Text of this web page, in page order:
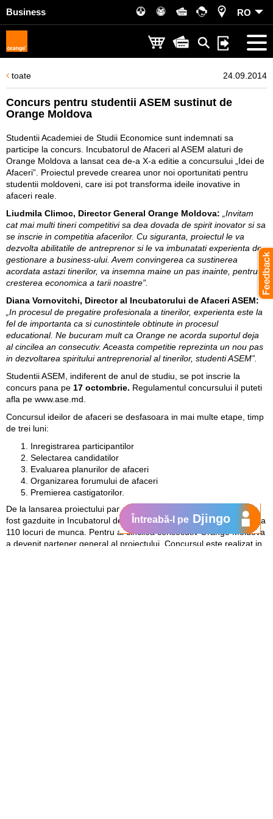
Business RO
toate 24.09.2014
Concurs pentru studentii ASEM sustinut de
Orange Moldova
Studentii Academiei de Studii Economice sunt indemnati sa
participe la concurs. Incubatorul de Afaceri al ASEM alaturi de
Orange Moldova a lansat cea de-a X-a editie a concursului „Idei de
Afaceri”. Proiectul prevede crearea unor noi oportunitati pentru
studentii moldoveni, care isi pot transforma ideile inovative in
afaceri reale.
Liudmila Climoc, Director General Orange Moldova:
„Invitam
cat mai multi tineri competitivi sa dea dovada de spirit inovator si sa
se inscrie in competitia afacerilor. Cu siguranta, proiectul le va
dezvolta abilitatile de antreprenor si le va imbunatati experienta de
gestionare a business-ului. Avem convingerea ca sustinerea
acordata astazi tinerilor, va insemna maine un pas inainte, pentru
cresterea economica a tarii noastre”.
Diana Vornovitchi, Director al Incubatorului de Afaceri ASEM:
„In procesul de pregatire profesionala a tinerilor, experienta este la
fel de importanta ca si cunostintele obtinute in procesul
educational. Ne bucuram mult ca Orange ne acorda suportul deja
al cincilea an consecutiv. Aceasta competitie reprezinta un nou pas
in dezvoltarea spiritului antreprenorial al tinerilor, studenti ASEM”.
Studentii ASEM, indiferent de anul de studiu, se pot inscrie la
concurs pana pe 17 octombrie. Regulamentul concursului il puteti
afla pe www.ase.md
Concursul ideilor de afaceri se desfasoara in mai multe etape, timp
de trei luni:
Inregistrarea participantilor
Selectarea candidatilor
Evaluarea planurilor de afaceri
Organizarea forumului de afaceri
Premierea castigatorilor.
De la lansarea proiectului pana actualmente, 24 de companii au
fost gazduite in Incubatorul de Afaceri al ASEM si au fost create cca
110 locuri de munca. Pentru al cincilea consecutiv Orange Moldova
a devenit partener general al proiectului. Concursul este realizat in
Întreabă-l pe Djingo